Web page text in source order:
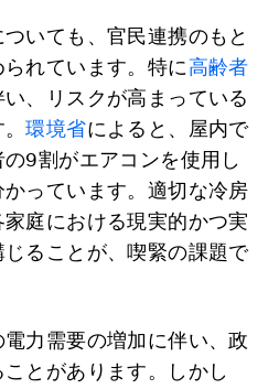
いても、官民連携のもと
れています。特に高齢者
い、リスクが高まっている
。環境省によると、屋内で
9割がエアコンを使用し
っています。適切な冷房
庭における現実的かつ実
ることが、喫緊の課題で
力需要の増加に伴い、政
とがあります。しかし